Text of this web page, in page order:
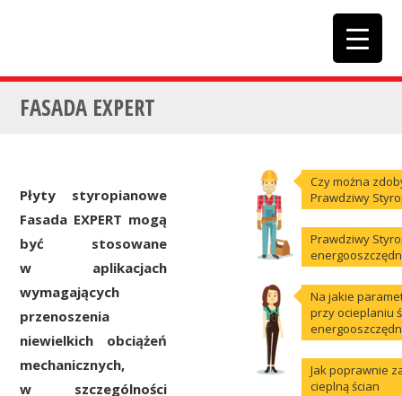
FASADA EXPERT
Płyty styropianowe
Fasada EXPERT mogą
być stosowane
w aplikacjach
wymagających
przenoszenia
niewielkich obciążeń
mechanicznych,
w szczególności
Czy można
Prawdziwy
Prawdziwy
Na jakie
przy ocieplaniu
Jak poprawnie
cieplną ścian